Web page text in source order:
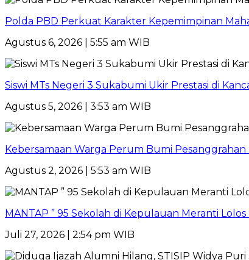
Polda PBD Perkuat Karakter Kepemimpinan
Agustus 6, 2026 | 5:55 am WIB
Siswi MTs Negeri 3 Sukabumi Ukir Prestasi di
Agustus 5, 2026 | 3:53 am WIB
Kebersamaan Warga Perum Bumi
Agustus 2, 2026 | 5:53 am WIB
MANTAP ” 95 Sekolah di Kepulauan Meranti
Juli 27, 2026 | 2:54 pm WIB